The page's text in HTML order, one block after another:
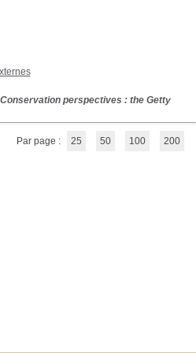
perspectives : the Getty
Par page : 25 50 100 200